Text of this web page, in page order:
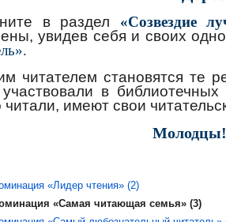
в раздел «Созвездие
увидев себя и своих
читателем становятся те
участвовали в
читали, имеют свои
Молодцы!
«Лидер чтения» (2)
«Самая читающая семья» (3)